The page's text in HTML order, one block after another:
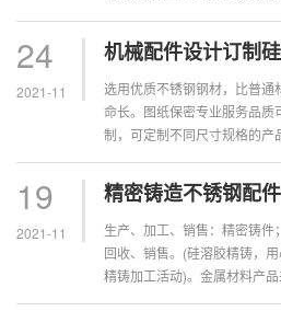
金开发、高温精铸...
24
2021-11
机械配件设计订制
选用优质不锈钢钢材，比普
命长。图纸保密专业服务品质
制，可定制不同尺寸规格的产
高温值得信赖。制造...
19
2021-11
精密铸造不锈钢配件
生产、加工、销售：精密铸
回收、销售。(硅溶胶精铸，
精铸加工活动)。金属材料产